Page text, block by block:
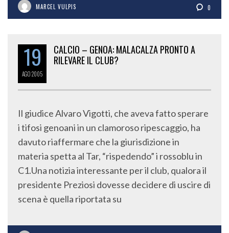
MARCEL VULPIS 0
19
AGO2005
CALCIO – GENOA: MALACALZA PRONTO A
RILEVARE IL CLUB?
Il giudice Alvaro Vigotti, che aveva fatto sperare
i tifosi genoani in un clamoroso ripescaggio, ha
davuto riaffermare che la giurisdizione in
materia spetta al Tar, “rispedendo” i rossoblu in
C1.Una notizia interessante per il club, qualora il
presidente Preziosi dovesse decidere di uscire di
scena è quella riportata su